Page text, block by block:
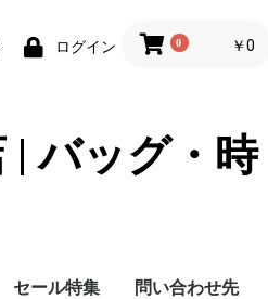
ログイン 0 ￥0
| バッグ・時
セール特集 問い合わせ先